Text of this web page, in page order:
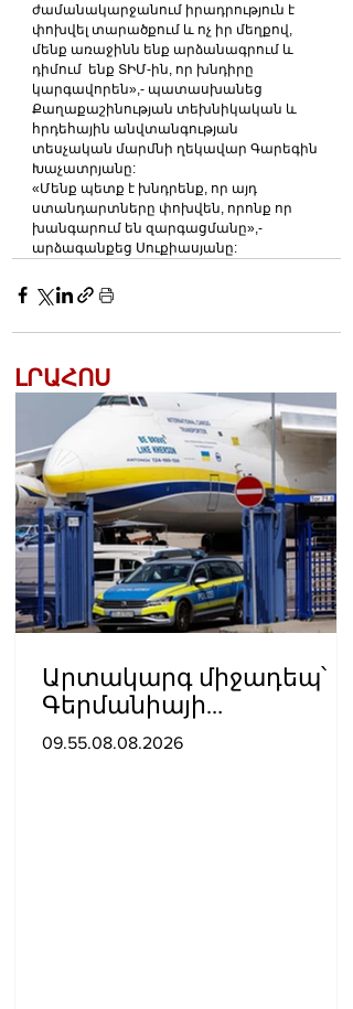
ժամանակարջանում իրադրություն է
փոխվել տարածքում և ոչ իր մեղքով,
մենք առաջինն ենք արձանագրում և
դիմում  ենք ՏԻՄ-ին, որ խնդիրը
կարգավորեն»,- պատասխանեց
Քաղաքաշինության տեխնիկական և
հրդեհային անվտանգության
տեսչական մարմնի ղեկավար Գարեգին
Խաչատրյանը:
«Մենք պետք է խնդրենք, որ այդ
ստանդարտները փոխվեն, որոնք որ
խանգարում են զարգացմանը»,-
արձագանքեց Սուքիասյանը:
ԼՐԱՀՈՍ
Արտակարգ միջադեպ՝
Գերմանիայի
օդանավակայանում․
09.55.08.08.2026